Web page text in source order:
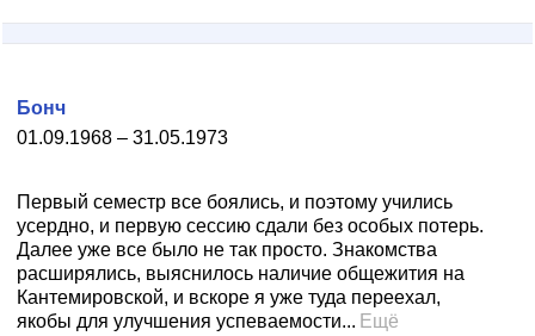
01.09.1968 – 31.05.1973
Бонч
Первый семестр все боялись, и поэтому учились
усердно, и первую сессию сдали без особых потерь.
Далее уже все было не так просто. Знакомства
расширялись, выяснилось наличие общежития на
Кантемировской, и вскоре я уже туда переехал,
якобы для улучшения успеваемости... Ещё